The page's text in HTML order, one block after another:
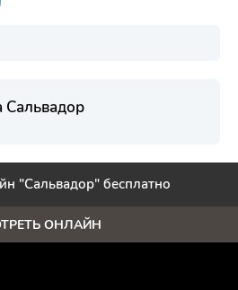
"Сальвадор" бесплатно
ОНЛАЙН